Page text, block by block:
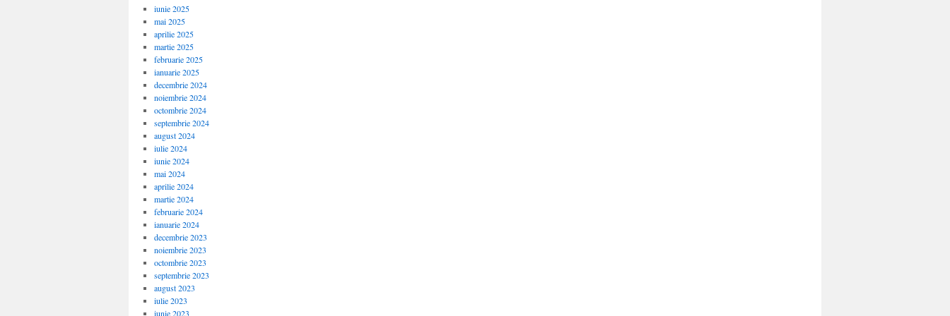
iunie 2025
mai 2025
aprilie 2025
martie 2025
februarie 2025
ianuarie 2025
decembrie 2024
noiembrie 2024
octombrie 2024
septembrie 2024
august 2024
iulie 2024
iunie 2024
mai 2024
aprilie 2024
martie 2024
februarie 2024
ianuarie 2024
decembrie 2023
noiembrie 2023
octombrie 2023
septembrie 2023
august 2023
iulie 2023
iunie 2023